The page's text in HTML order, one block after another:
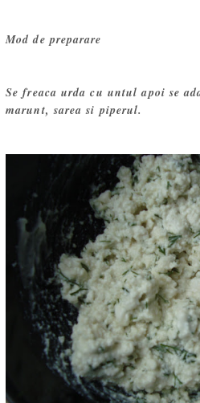
Mod de preparare
Se freaca urda cu untul apoi se
marunt, sarea si piperul.